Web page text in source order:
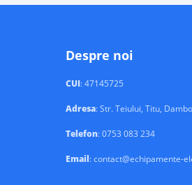
Despre noi
CUI: 47145725
Adresa: Str. Teiului, Titu,
Telefon: 0753 083 234
Email: contact@echipamente-